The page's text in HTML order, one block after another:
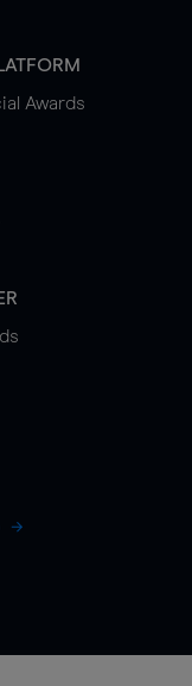
Awards